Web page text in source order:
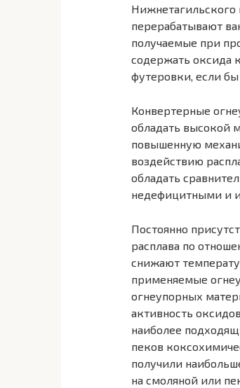
перерабатывают
получаемые при
содержать оксида
футеровки, если
Конвертерные
обладать высокой
повышенную
воздействию
обладать
недефицитными и
Постоянно
расплава по
снижают
применяемые
огнеупорных
активность
наиболее
пеков
получили
на смоляной или